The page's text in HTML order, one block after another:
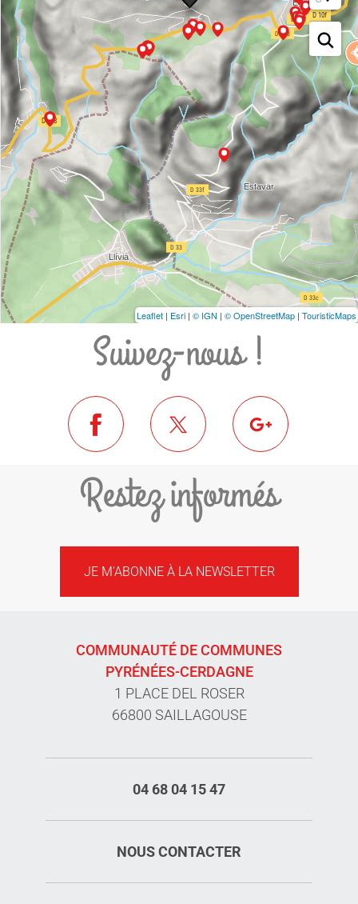
Leaflet | Esri | © IGN | © OpenStreetMap | TouristicMaps
Suivez-nous !
Restez informés
JE M'ABONNE À LA NEWSLETTER
COMMUNAUTÉ DE COMMUNES
PYRÉNÉES-CERDAGNE
1 PLACE DEL ROSER
66800 SAILLAGOUSE
04 68 04 15 47
NOUS CONTACTER